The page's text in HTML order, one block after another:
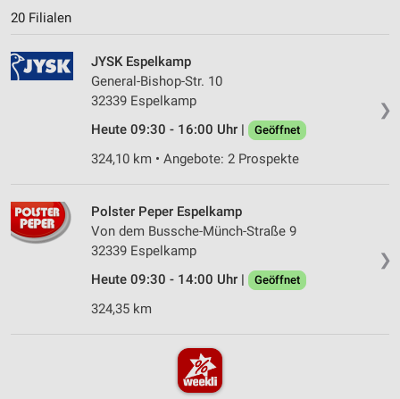
20 Filialen
❯
JYSK Espelkamp
General-Bishop-Str. 10
32339 Espelkamp
Heute 09:30 - 16:00 Uhr |
Geöffnet
324,10 km • Angebote: 2 Prospekte
❯
Polster Peper Espelkamp
Von dem Bussche-Münch-Straße 9
32339 Espelkamp
Heute 09:30 - 14:00 Uhr |
Geöffnet
324,35 km